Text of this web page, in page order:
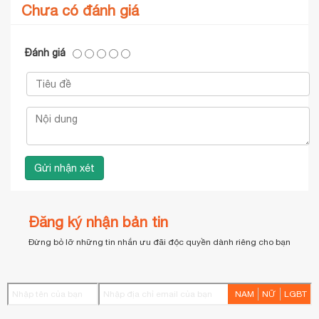
Chưa có đánh giá
Đánh giá
Đăng ký nhận bản tin
Đừng bỏ lỡ những tin nhắn ưu đãi độc quyền dành riêng cho bạn
NAM NỮ LGBT